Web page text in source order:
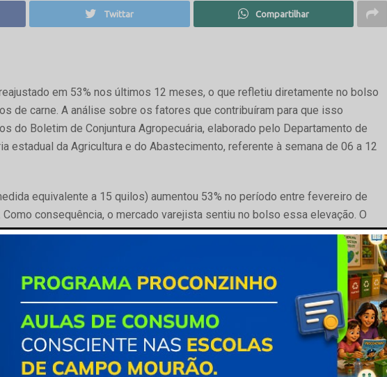
Twittar Compartilhar
em 53% nos últimos 12 meses, o que refletiu diretamente no bolso
de carne. A análise sobre os fatores que contribuíram para que isso
do Boletim de Conjuntura Agropecuária, elaborado pelo Departamento de
estadual da Agricultura e do Abastecimento, referente à semana de 06 a 12
equivalente a 15 quilos) aumentou 53% no período entre fevereiro de
consequência, o mercado varejista sentiu no bolso essa elevação. O
relativo a esse mesmo período, mostra que o corte conhecido como patinho
foi reajustada em 41,49% e o preço do acém, em 47,80%.
esse aumento progressivo no mercado interno. Entre eles está o
que se somou à oferta reduzida de animais prontos para abate, em
Também foram fundamentais a elevação nos custos de produção,
como soja e milho, e o aumento no consumo interno em alguns